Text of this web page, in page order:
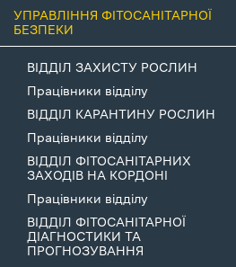
УПРАВЛІННЯ ФІТОСАНІТАРНОЇ
БЕЗПЕКИ
ВІДДІЛ ЗАХИСТУ РОСЛИН
Працівники відділу
ВІДДІЛ КАРАНТИНУ РОСЛИН
Працівники відділу
ВІДДІЛ ФІТОСАНІТАРНИХ
ЗАХОДІВ НА КОРДОНІ
Працівники відділу
ВІДДІЛ ФІТОСАНІТАРНОЇ
ДІАГНОСТИКИ ТА
ПРОГНОЗУВАННЯ